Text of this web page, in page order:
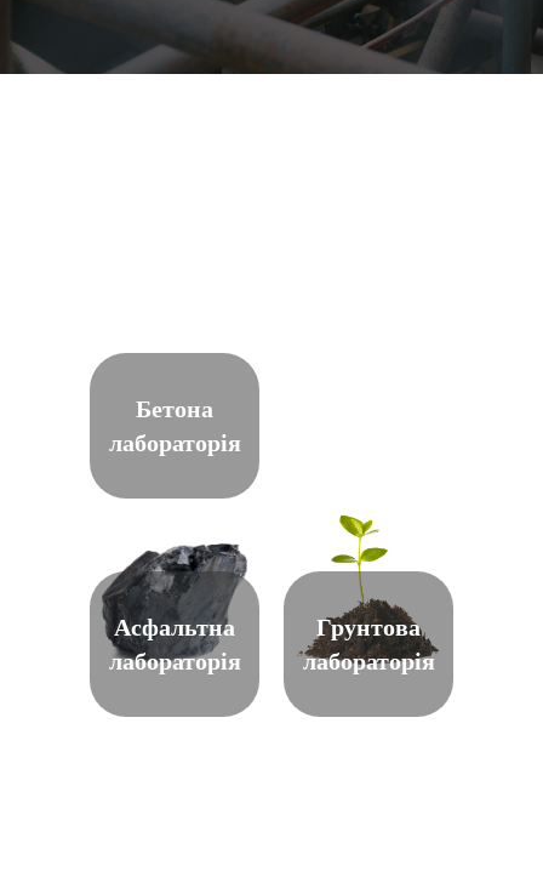
Бетона
лабораторія
Асфальтна
лабораторія
Грунтова
лабораторія